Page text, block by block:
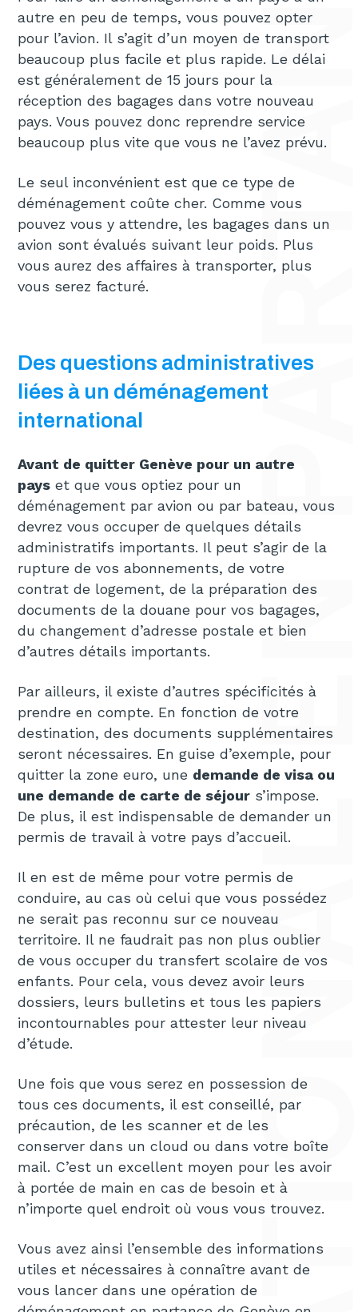
autre en peu de temps, vous pouvez opter
pour l’avion. Il s’agit d’un moyen de transport
beaucoup plus facile et plus rapide. Le délai
est généralement de 15 jours pour la
réception des bagages dans votre nouveau
pays. Vous pouvez donc reprendre service
beaucoup plus vite que vous ne l’avez prévu.
Le seul inconvénient est que ce type de
déménagement coûte cher. Comme vous
pouvez vous y attendre, les bagages dans un
avion sont évalués suivant leur poids. Plus
vous aurez des affaires à transporter, plus
vous serez facturé.
Des questions administratives
liées à un déménagement
international
Avant de quitter Genève pour un autre
pays et que vous optiez pour un
déménagement par avion ou par bateau, vous
devrez vous occuper de quelques détails
administratifs importants. Il peut s’agir de la
rupture de vos abonnements, de votre
contrat de logement, de la préparation des
documents de la douane pour vos bagages,
du changement d’adresse postale et bien
d’autres détails importants.
Par ailleurs, il existe d’autres spécificités à
prendre en compte. En fonction de votre
destination, des documents supplémentaires
seront nécessaires. En guise d’exemple, pour
quitter la zone euro, une demande de visa ou
une demande de carte de séjour s’impose.
De plus, il est indispensable de demander un
permis de travail à votre pays d’accueil.
Il en est de même pour votre permis de
conduire, au cas où celui que vous possédez
ne serait pas reconnu sur ce nouveau
territoire. Il ne faudrait pas non plus oublier
de vous occuper du transfert scolaire de vos
enfants. Pour cela, vous devez avoir leurs
dossiers, leurs bulletins et tous les papiers
incontournables pour attester leur niveau
d’étude.
Une fois que vous serez en possession de
tous ces documents, il est conseillé, par
précaution, de les scanner et de les
conserver dans un cloud ou dans votre boîte
mail. C’est un excellent moyen pour les avoir
à portée de main en cas de besoin et à
n’importe quel endroit où vous vous trouvez.
Vous avez ainsi l’ensemble des informations
utiles et nécessaires à connaître avant de
vous lancer dans une opération de